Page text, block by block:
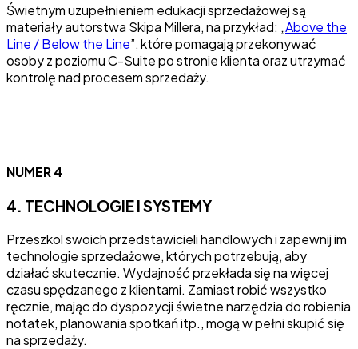
Świetnym uzupełnieniem edukacji sprzedażowej są
materiały autorstwa Skipa Millera, na przykład: „Above the
Line / Below the Line”, które pomagają przekonywać
osoby z poziomu C-Suite po stronie klienta oraz utrzymać
kontrolę nad procesem sprzedaży.
NUMER 4
4. TECHNOLOGIE I SYSTEMY
Przeszkol swoich przedstawicieli handlowych i zapewnij im
technologie sprzedażowe, których potrzebują, aby
działać skutecznie. Wydajność przekłada się na więcej
czasu spędzanego z klientami. Zamiast robić wszystko
ręcznie, mając do dyspozycji świetne narzędzia do robienia
notatek, planowania spotkań itp., mogą w pełni skupić się
na sprzedaży.